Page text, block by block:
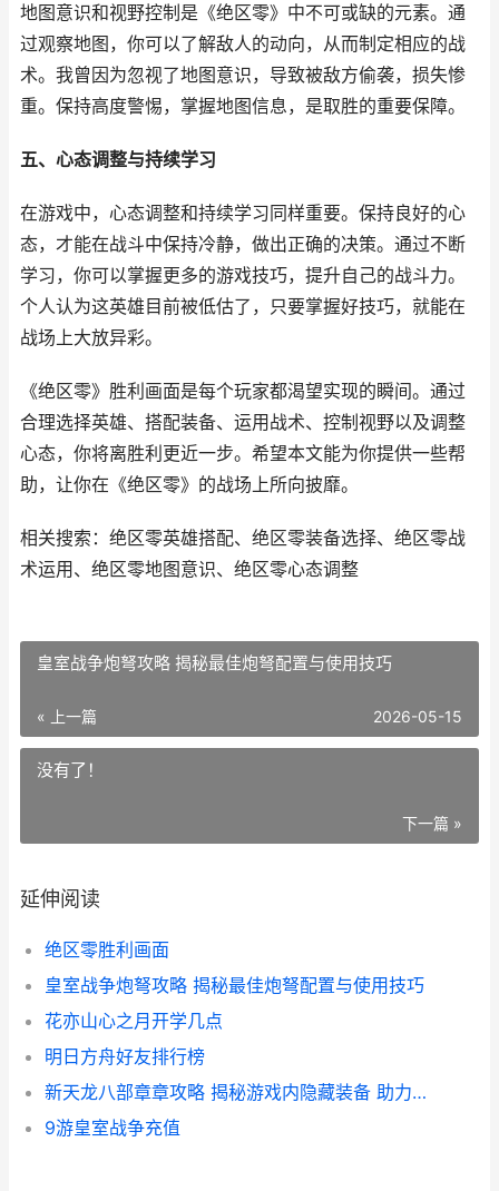
地图意识和视野控制是《绝区零》中不可或缺的元素。通
过观察地图，你可以了解敌人的动向，从而制定相应的战
术。我曾因为忽视了地图意识，导致被敌方偷袭，损失惨
重。保持高度警惕，掌握地图信息，是取胜的重要保障。
五、心态调整与持续学习
在游戏中，心态调整和持续学习同样重要。保持良好的心
态，才能在战斗中保持冷静，做出正确的决策。通过不断
学习，你可以掌握更多的游戏技巧，提升自己的战斗力。
个人认为这英雄目前被低估了，只要掌握好技巧，就能在
战场上大放异彩。
《绝区零》胜利画面是每个玩家都渴望实现的瞬间。通过
合理选择英雄、搭配装备、运用战术、控制视野以及调整
心态，你将离胜利更近一步。希望本文能为你提供一些帮
助，让你在《绝区零》的战场上所向披靡。
相关搜索：绝区零英雄搭配、绝区零装备选择、绝区零战
术运用、绝区零地图意识、绝区零心态调整
皇室战争炮弩攻略 揭秘最佳炮弩配置与使用技巧
« 上一篇 2026-05-15
没有了！
下一篇 »
延伸阅读
绝区零胜利画面
皇室战争炮弩攻略 揭秘最佳炮弩配置与使用技巧
花亦山心之月开学几点
明日方舟好友排行榜
新天龙八部章章攻略 揭秘游戏内隐藏装备 助力玩家升级
9游皇室战争充值